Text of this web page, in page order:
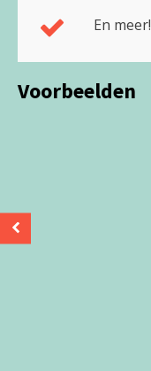
En meer!
Voorbeelden